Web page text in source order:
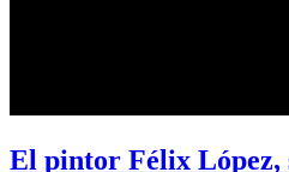
El pintor Félix López,